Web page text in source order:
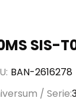
SIS-
BAN-2616278
/ Serie